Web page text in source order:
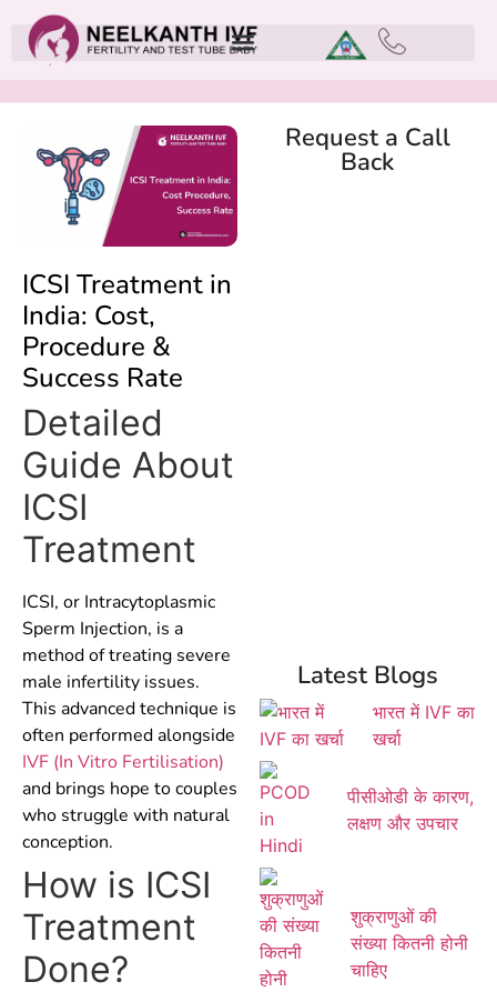
ICSI Treatment in
India: Cost,
Procedure &
Success Rate​
Detailed
Guide About
ICSI
Treatment
ICSI, or Intracytoplasmic
Sperm Injection, is a
method of treating severe
male infertility issues.
This advanced technique is
often performed alongside
IVF (In Vitro Fertilisation)
and brings hope to couples
who struggle with natural
conception.
How is ICSI
Treatment
Done?
Request a Call
Back
Latest Blogs
भारत में IVF का
खर्चा
पीसीओडी के कारण,
लक्षण और उपचार
शुक्राणुओं की
संख्या कितनी होनी
चाहिए